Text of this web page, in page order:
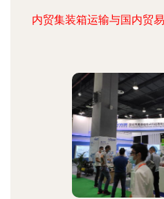
内贸集装箱运输与国内贸